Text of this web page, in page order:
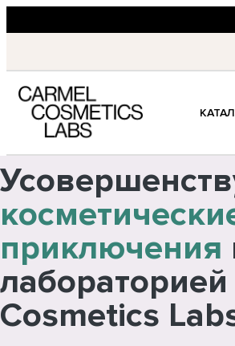
приключения
Cosmetics